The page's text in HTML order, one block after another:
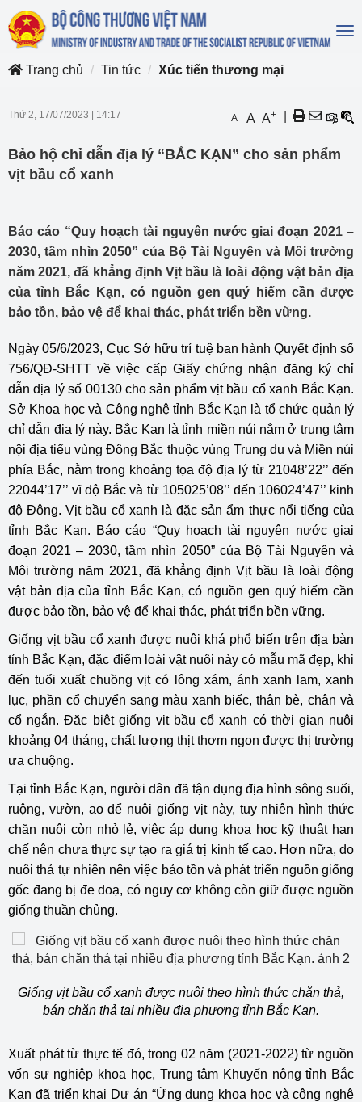
Trang chủ
Tin tức Xúc tiến thương mại
Thứ 2, 17/07/2023 14:17 A- A A+
Bảo hộ chỉ dẫn địa lý “BẮC KẠN” cho sản phẩm
vịt bầu cổ xanh
Báo cáo “Quy hoạch tài nguyên nước giai đoạn 2021 –
2030, tầm nhìn 2050” của Bộ Tài Nguyên và Môi trường
năm 2021, đã khẳng định Vịt bầu là loài động vật bản địa
của tỉnh Bắc Kạn, có nguồn gen quý hiếm cần được
bảo tồn, bảo vệ để khai thác, phát triển bền vững.
Ngày 05/6/2023, Cục Sở hữu trí tuệ ban hành Quyết định số
756/QĐ-SHTT về việc cấp Giấy chứng nhận đăng ký chỉ
dẫn địa lý số 00130 cho sản phẩm vịt bầu cổ xanh Bắc Kạn.
Sở Khoa học và Công nghệ tỉnh Bắc Kạn là tổ chức quản lý
chỉ dẫn địa lý này. Bắc Kạn là tỉnh miền núi nằm ở trung tâm
nội địa tiểu vùng Đông Bắc thuộc vùng Trung du và Miền núi
phía Bắc, nằm trong khoảng tọa độ địa lý từ 21048’22’’ đến
22044’17’’ vĩ độ Bắc và từ 105025’08’’ đến 106024’47’’ kinh
độ Đông. Vịt bầu cổ xanh là đặc sản ẩm thực nổi tiếng của
tỉnh Bắc Kạn. Báo cáo “Quy hoạch tài nguyên nước giai
đoạn 2021 – 2030, tầm nhìn 2050” của Bộ Tài Nguyên và
Môi trường năm 2021, đã khẳng định Vịt bầu là loài động
vật bản địa của tỉnh Bắc Kạn, có nguồn gen quý hiếm cần
được bảo tồn, bảo vệ để khai thác, phát triển bền vững.
Giống vịt bầu cổ xanh được nuôi khá phổ biến trên địa bàn
tỉnh Bắc Kạn, đặc điểm loài vật nuôi này có mẫu mã đẹp, khi
đến tuổi xuất chuồng vịt có lông xám, ánh xanh lam, xanh
lục, phần cổ chuyển sang màu xanh biếc, thân bè, chân và
cổ ngắn. Đặc biệt giống vịt bầu cổ xanh có thời gian nuôi
khoảng 04 tháng, chất lượng thịt thơm ngon được thị trường
ưa chuộng.
Tại tỉnh Bắc Kạn, người dân đã tận dụng địa hình sông suối,
ruộng, vườn, ao để nuôi giống vịt này, tuy nhiên hình thức
chăn nuôi còn nhỏ lẻ, việc áp dụng khoa học kỹ thuật hạn
chế nên chưa thực sự tạo ra giá trị kinh tế cao. Hơn nữa, do
nuôi thả tự nhiên nên việc bảo tồn và phát triển nguồn giống
gốc đang bị đe doạ, có nguy cơ không còn giữ được nguồn
giống thuần chủng.
Giống vịt bầu cổ xanh được nuôi theo hình thức chăn thả,
bán chăn thả tại nhiều địa phương tỉnh Bắc Kạn.
Xuất phát từ thực tế đó, trong 02 năm (2021-2022) từ nguồn
vốn sự nghiệp khoa học, Trung tâm Khuyến nông tỉnh Bắc
Kạn đã triển khai Dự án “Ứng dụng khoa học và công nghệ